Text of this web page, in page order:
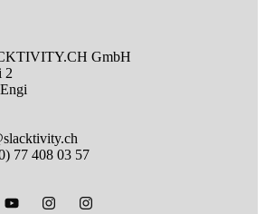
GmbH
2
77 408 03 57